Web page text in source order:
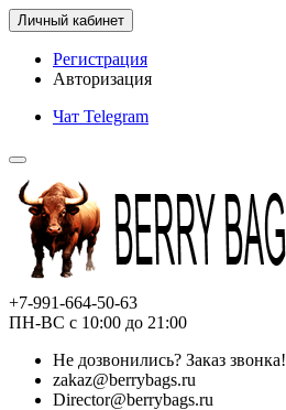
Личный кабинет
Регистрация
Авторизация
Чат Telegram
+7-991-664-50-63
ПН-ВС с 10:00 до 21:00
Не дозвонились? Заказ звонка!
zakaz@berrybags.ru
Director@berrybags.ru